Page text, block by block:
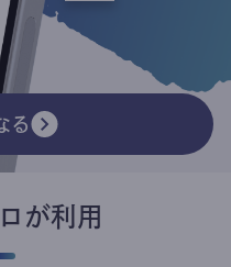
る
が利用